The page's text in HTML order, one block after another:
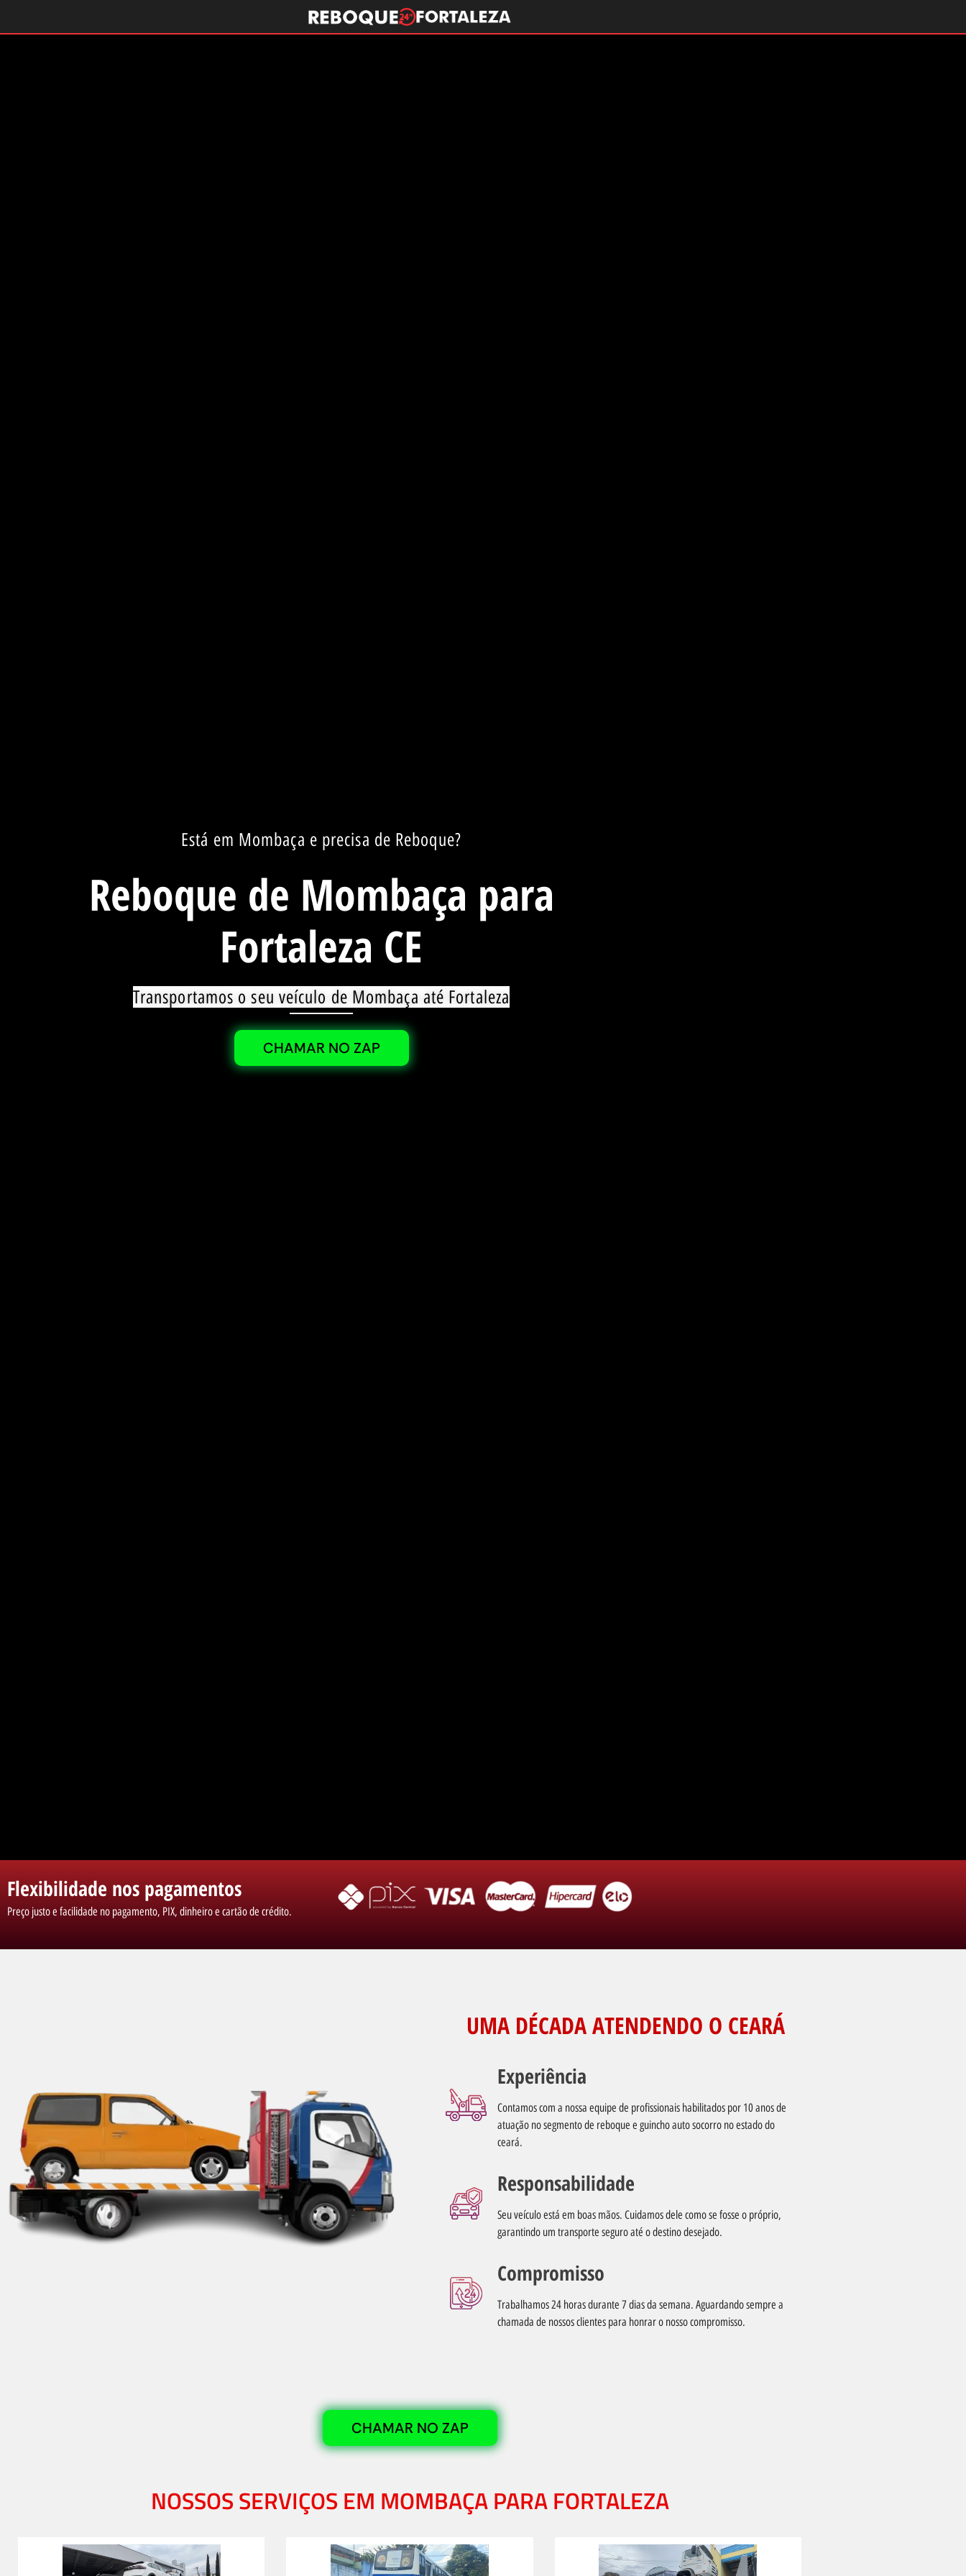
Está em Mombaça e precisa de Reboque?
Reboque de Mombaça para
Fortaleza CE
Transportamos o seu veículo de Mombaça até Fortaleza
CHAMAR NO ZAP
Flexibilidade nos pagamentos
Preço justo e facilidade no pagamento, PIX, dinheiro e cartão de crédito.
UMA DÉCADA ATENDENDO O CEARÁ
Experiência
Contamos com a nossa equipe de profissionais habilitados por 10 anos de
atuação no segmento de reboque e guincho auto socorro no estado do
ceará.
Responsabilidade
Seu veículo está em boas mãos. Cuidamos dele como se fosse o próprio,
garantindo um transporte seguro até o destino desejado.
Compromisso
Trabalhamos 24 horas durante 7 dias da semana. Aguardando sempre a
chamada de nossos clientes para honrar o nosso compromisso.
CHAMAR NO ZAP
NOSSOS SERVIÇOS EM MOMBAÇA PARA FORTALEZA